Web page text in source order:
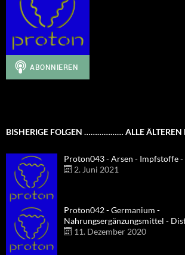
BISHERIGE FOLGEN ……………… ALLE ÄLTEREN
Proton043 - Arsen - Impfstoffe -
2. Juni 2021
Proton042 - Germanium -
Nahrungsergänzungsmittel -
11. Dezember 2020